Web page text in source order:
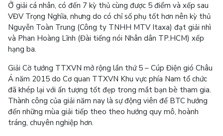
Ở giải cá nhân, có đến 7 kỳ thủ cùng được 5 điểm và xếp sau
VĐV Trọng Nghĩa, nhưng do có chỉ số phụ tốt hơn nên kỳ thủ
Nguyễn Toàn Trung (Công ty TNHH MTV Itaxa) đạt giải nhì
và Phan Hoàng Lĩnh (Đài tiếng nói Nhân dân TP.HCM) xếp
hạng ba.
Giải Cờ tướng TTXVN mở rộng lần thứ 5 – Cúp Điện gió Châu
Á năm 2015 do Cơ quan TTXVN Khu vực phía Nam tổ chức
đã khép lại với ấn tượng tốt đẹp trong mắt bạn bè tham gia.
Thành công của giải năm nay là sự động viên để BTC hướng
đến những mùa giải tiếp theo theo hướng quy mô, hoành
tráng, chuyên nghiệp hơn.